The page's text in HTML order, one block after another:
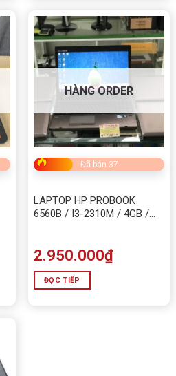
HÀNG ORDER
Đã bán 37
LAPTOP HP PROBOOK
6560B / I3-2310M / 4GB /
2.950.000₫
ĐỌC TIẾP